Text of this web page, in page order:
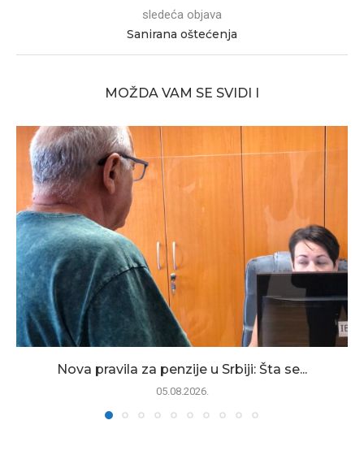
sledeća objava
Sanirana oštećenja
MOŽDA VAM SE SVIDI I
Nova pravila za penzije u Srbiji: Šta se...
05.08.2026.